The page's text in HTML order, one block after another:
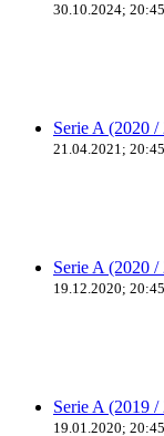
30.10.2024; 20:45
Serie A (2020 /
21.04.2021; 20:45
Serie A (2020 /
19.12.2020; 20:45
Serie A (2019 /
19.01.2020; 20:45